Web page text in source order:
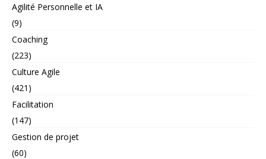
Agilité Personnelle et IA
(9)
Coaching
(223)
Culture Agile
(421)
Facilitation
(147)
Gestion de projet
(60)